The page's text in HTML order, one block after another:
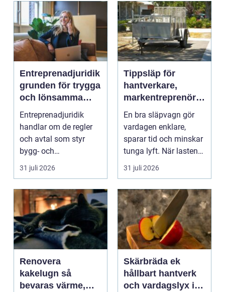
Entreprenadjuridik
grunden för trygga
och lönsamma
byggprojekt
Entreprenadjuridik
handlar om de regler
och avtal som styr
bygg- och
anläggningsprojekt.
När ansvar,...
31 juli 2026
Tippsläp för
hantverkare,
markentreprenörer
och lantbruk en
praktisk guide
En bra släpvagn gör
vardagen enklare,
sparar tid och minskar
tunga lyft. När lasten
är bulkig, smuts...
31 juli 2026
Renovera
kakelugn så
bevaras värme,
Skärbräda ek
hållbart hantverk
och vardagslyx i